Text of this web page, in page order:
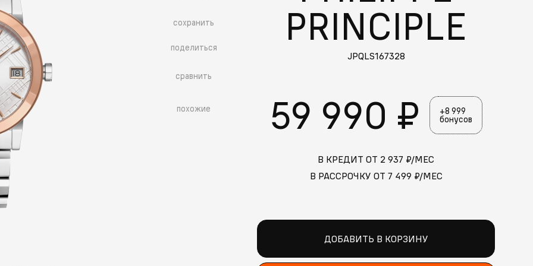
сохранить
поделиться
сравнить
похожие
PRINCIPLE
JPQLS167328
59 990 ₽ +8 999
бонусов
В КРЕДИТ ОТ 2 937 ₽/МЕС
В РАССРОЧКУ ОТ 7 499 ₽/МЕС
ДОБАВИТЬ В КОРЗИНУ